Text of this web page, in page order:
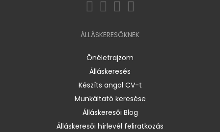
ÁLLÁSKERESŐKNEK
Önéletrajzom
Álláskeresés
Készíts angol CV-t
Munkáltató keresése
Álláskeresői Blog
Álláskeresői hírlevél feliratkozás